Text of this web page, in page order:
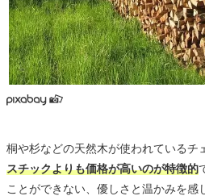
桐や杉などの天然木が使われているチ
スチックよりも価格が高いのが特徴的
ことができない、優しさと温かみを感